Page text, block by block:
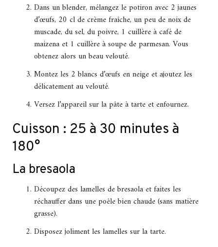
Dans un blender, mélangez le potiron avec 2 jaunes
d’œufs, 20 cl de crème fraîche, un peu de noix de
muscade, du sel, du poivre, 1 cuillère à café de
maizena et 1 cuillère à soupe de parmesan. Vous
obtenez alors un beau velouté.
Montez les 2 blancs d’œufs en neige et ajoutez les
délicatement au velouté.
Versez l’appareil sur la pâte à tarte et enfournez.
Cuisson : 25 à 30 minutes à
180°
La bresaola
Découpez des lamelles de bresaola et faites les
réchauffer dans une poêle bien chaude (sans matière
grasse).
Disposez joliment les lamelles sur la tarte.